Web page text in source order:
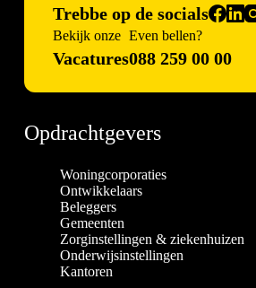
Trebbe op de socials
Bekijk onze
Vacatures
Even bellen?
088 259 00 00
Opdrachtgevers
Woningcorporaties
Ontwikkelaars
Beleggers
Gemeenten
Zorginstellingen & ziekenhuizen
Onderwijsinstellingen
Kantoren